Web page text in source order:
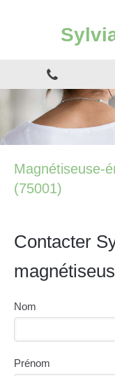
Magnétiseuse-
(75001)
Contacter
Nom
Prénom